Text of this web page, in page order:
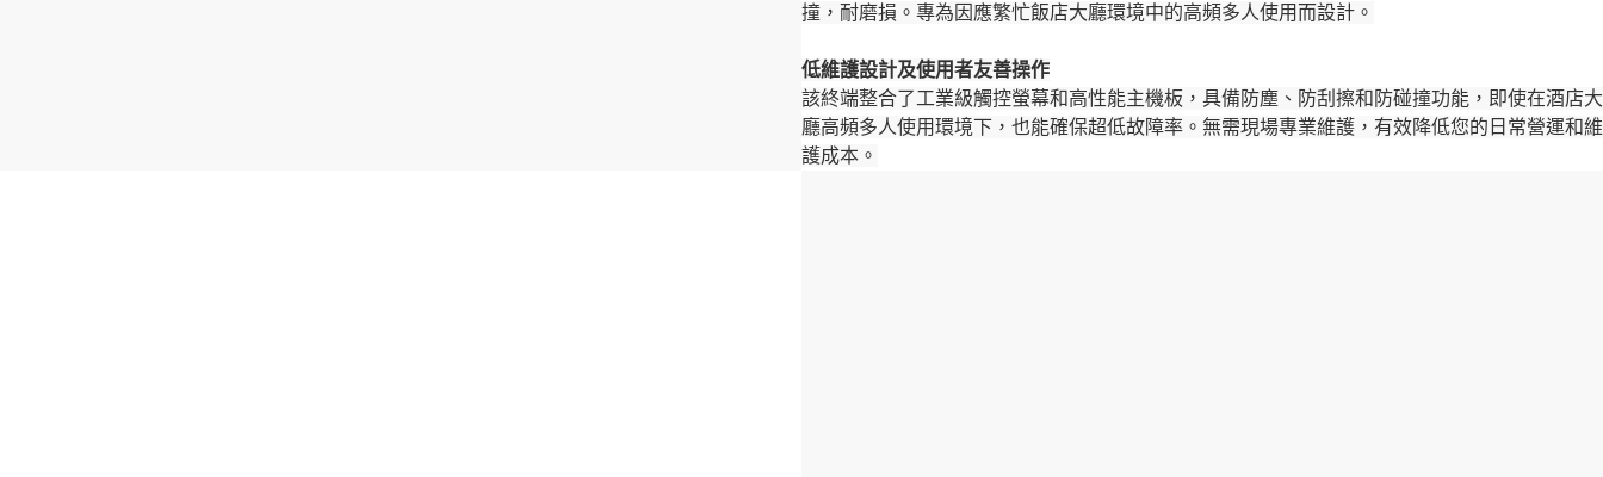
撞，耐磨損。專為因應繁忙飯店大廳環境中的高頻多人使用而設計。
低維護設計及使用者友善操作
該終端整合了工業級觸控螢幕和高性能主機板，具備防塵、防刮擦和防碰撞功能，即使在酒店大
廳高頻多人使用環境下，也能確保超低故障率。無需現場專業維護，有效降低您的日常營運和維
護成本。